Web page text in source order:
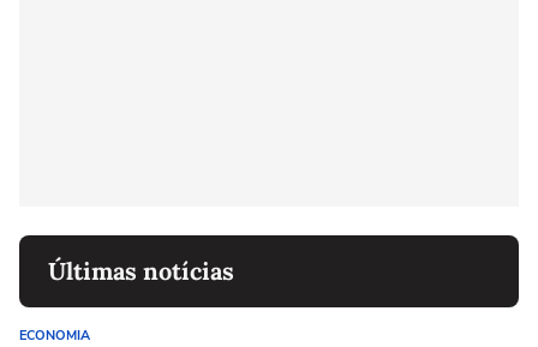
Últimas notícias
ECONOMIA